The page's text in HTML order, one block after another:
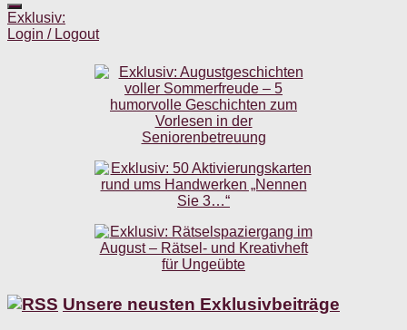
Exklusiv:
Login / Logout
Unsere neusten Exklusivbeiträge